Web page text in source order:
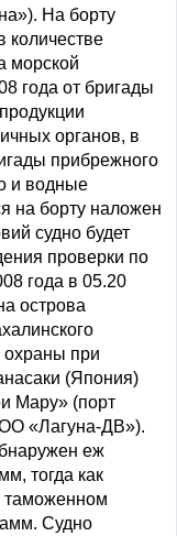
На борту
количестве
морской
года от бригады
органов, в
прибрежного
и водные
на борту наложен
судно будет
проверки по
года в 05.20
острова
охраны при
(Япония)
Мару» (порт
«Лагуна-ДВ»).
еж
тогда как
таможенном
Судно